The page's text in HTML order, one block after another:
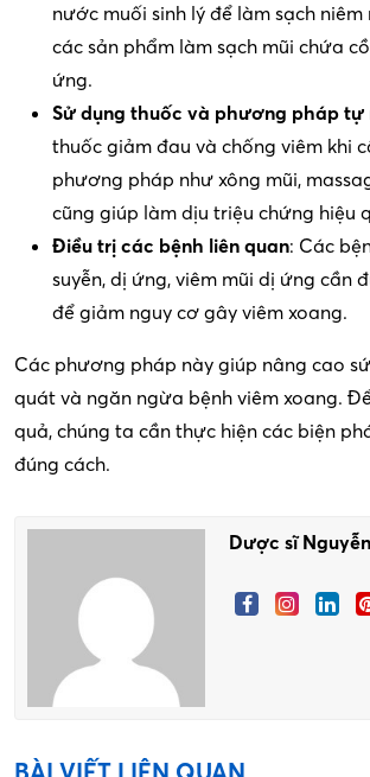
nước muối sinh lý để làm sạch niêm
các sản phẩm làm sạch mũi chứa
ứng.
Sử dụng thuốc và phương pháp tự
thuốc giảm đau và chống viêm khi
phương pháp như xông mũi,
cũng giúp làm dịu triệu chứng hiệu
Điều trị các bệnh liên quan: Các
suyễn, dị ứng, viêm mũi dị ứng cần
để giảm nguy cơ gây viêm xoang.
Các phương pháp này giúp nâng cao
quát và ngăn ngừa bệnh viêm xoang.
quả, chúng ta cần thực hiện các biện
đúng cách.
Dược sĩ